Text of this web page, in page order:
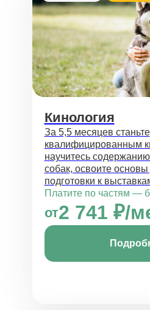
Кинология
За 5,5 месяцев станьте
квалифицированным
научитесь
собак, освоите
подготовки к
Платите по частям —
от2 741 ₽/